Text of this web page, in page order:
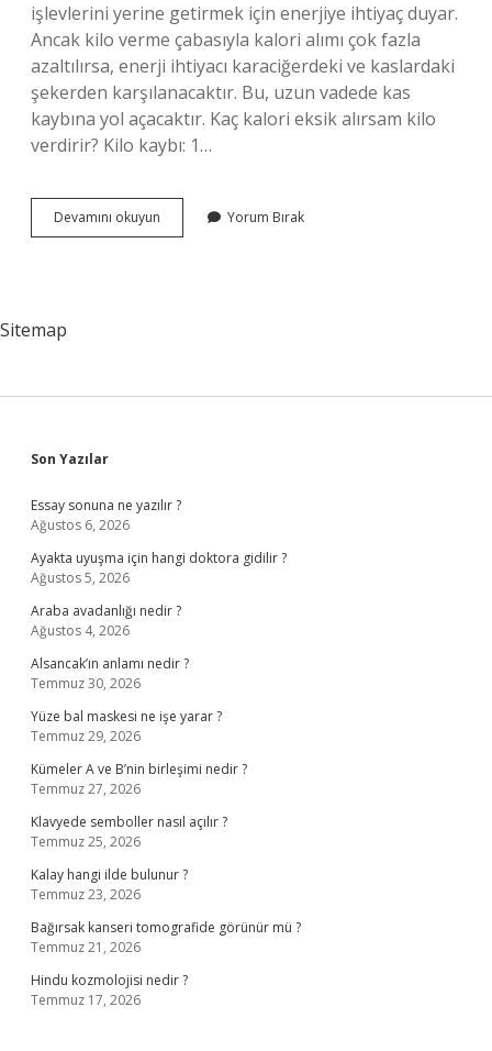
işlevlerini yerine getirmek için enerjiye ihtiyaç duyar.
Ancak kilo verme çabasıyla kalori alımı çok fazla
azaltılırsa, enerji ihtiyacı karaciğerdeki ve kaslardaki
şekerden karşılanacaktır. Bu, uzun vadede kas
kaybına yol açacaktır. Kaç kalori eksik alırsam kilo
verdirir? Kilo kaybı: 1…
Devamını okuyun
Kalori
Yorum Bırak
Sitemap
Sidebar
Son Yazılar
Essay sonuna ne yazılır ?
Ağustos 6, 2026
Ayakta uyuşma için hangi doktora gidilir ?
Ağustos 5, 2026
Araba avadanlığı nedir ?
Ağustos 4, 2026
Alsancak’ın anlamı nedir ?
Temmuz 30, 2026
Yüze bal maskesi ne işe yarar ?
Temmuz 29, 2026
Kümeler A ve B’nin birleşimi nedir ?
Temmuz 27, 2026
Klavyede semboller nasıl açılır ?
Temmuz 25, 2026
Kalay hangi ilde bulunur ?
Temmuz 23, 2026
Bağırsak kanseri tomografide görünür mü ?
Temmuz 21, 2026
Hindu kozmolojisi nedir ?
Temmuz 17, 2026